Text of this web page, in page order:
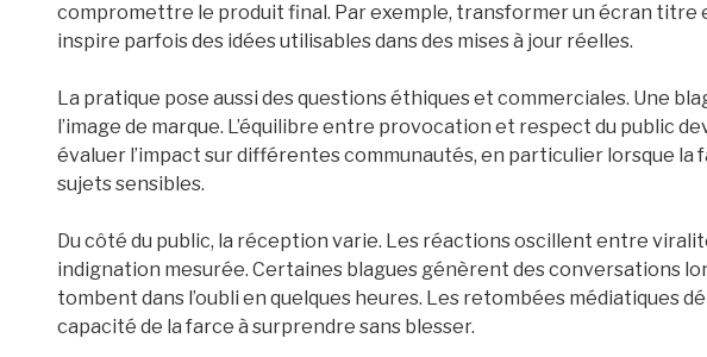
compromettre le produit final. Par exemple, transformer un écran titre
inspire parfois des idées utilisables dans des mises à jour réelles.
La pratique pose aussi des questions éthiques et commerciales. Une
l’image de marque. L’équilibre entre provocation et respect du public
évaluer l’impact sur différentes communautés, en particulier lorsque la
sujets sensibles.
Du côté du public, la réception varie. Les réactions oscillent entre
indignation mesurée. Certaines blagues génèrent des conversations
tombent dans l’oubli en quelques heures. Les retombées médiatiques
capacité de la farce à surprendre sans blesser.